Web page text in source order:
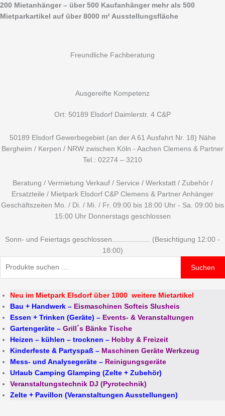
Zum
Inhalt
200 Mietanhänger – über 500 Kaufanhänger mehr als 500
Mietparkartikel auf über 8000 m² Ausstellungsfläche
Freundliche Fachberatung
Ausgereifte Kompetenz
Ort: 50189 Elsdorf Daimlerstr. 4 C&P
50189 Elsdorf Gewerbegebiet (an der A 61 Ausfahrt Nr. 18) Nähe
Bergheim / Kerpen / NRW zwischen Köln - Aachen Clemens & Partner
Tel.: 02274 – 3210
Beratung / Vermietung Verkauf / Service / Werkstatt / Zubehör /
Ersatzteile / Mietpark Elsdorf C&P Clemens & Partner Anhänger
Geschäftszeiten Mo. / Di. / Mi. / Fr. 09:00 bis 18:00 Uhr - Sa. 09:00 bis
15:00 Uhr Donnerstags geschlossen
Sonn- und Feiertags geschlossen................... (Besichtigung 12:00 -
18:00)
Suchen
nach:
Suchen
Neu im Mietpark Elsdorf über 1000 weitere Mietartikel
Bau + Handwerk – Eismaschinen Softeis Slusheis
Essen + Trinken (Geräte) – Events- & Veranstaltungen
Gartengeräte – Grill´s Bänke Tische
Heizen – kühlen – trocknen – Hobby & Freizeit
Kinderfeste & Partyspaß – Maschinen Geräte Werkzeug
Mess- und Analysegeräte – Reinigungsgeräte
Urlaub Camping Glamping (Zelte + Zubehör)
Veranstaltungstechnik DJ (Pyrotechnik)
Zelte + Pavillon (Veranstaltungen Ausstellungen)